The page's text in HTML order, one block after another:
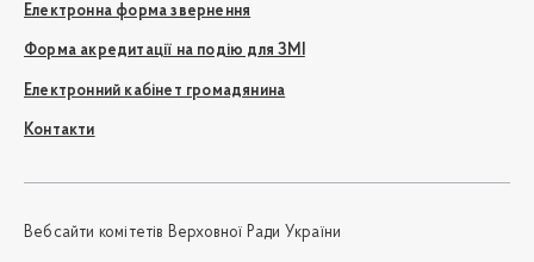
Електронна форма звернення
Форма акредитації на подію для ЗМІ
Електронний кабінет громадянина
Контакти
Вебсайти комітетів Верховної Ради України